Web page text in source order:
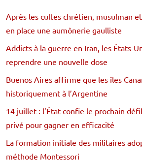
Après les cultes chrétien, musulman
en place une aumônerie gaulliste
Addicts à la guerre en Iran, les États-
reprendre une nouvelle dose
Buenos Aires affirme que les îles
historiquement à l’Argentine
14 juillet : l’État confie le prochain
privé pour gagner en efficacité
La formation initiale des militaires
méthode Montessori